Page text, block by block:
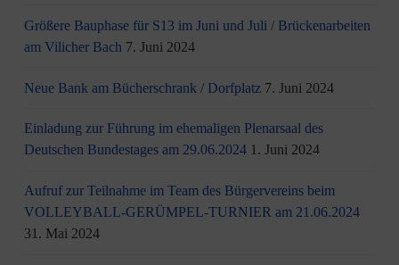
Größere Bauphase für S13 im Juni und Juli / Brü­cken­ar­bei­ten
am Vi­li­cher Bach 7. Juni 2024
Neue Bank am Bücherschrank / Dorfplatz 7. Juni 2024
Einladung zur Führung im ehemaligen Plenarsaal des
Deutschen Bundestages am 29.06.2024 1. Juni 2024
Aufruf zur Teilnahme im Team des Bürgervereins beim
VOLLEYBALL-GERÜMPEL-TURNIER am 21.06.2024
31. Mai 2024